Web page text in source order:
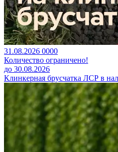
31.08.2026 0000
Количество ограничено!
до 30.08.2026
Клинкерная брусчатка ЛСР в